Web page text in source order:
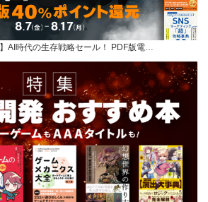
AI時代の生存戦略セール！ PDF版電…